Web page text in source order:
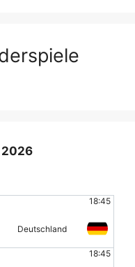
2026
18:45
Deutschland
18:45